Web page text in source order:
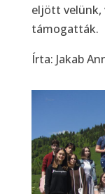
eljött velünk,
támogatták.
Írta: Jakab